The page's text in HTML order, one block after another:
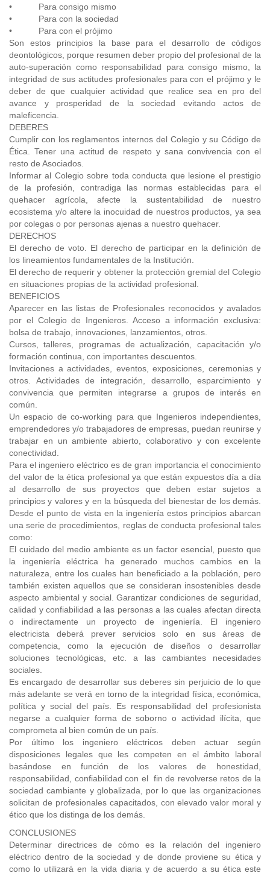
• Para consigo mismo
• Para con la sociedad
• Para con el prójimo
Son estos principios la base para el desarrollo de códigos
deontológicos, porque resumen deber propio del profesional de la
auto-superación como responsabilidad para consigo mismo, la
integridad de sus actitudes profesionales para con el prójimo y le
deber de que cualquier actividad que realice sea en pro del
avance y prosperidad de la sociedad evitando actos de
maleficencia.
DEBERES
Cumplir con los reglamentos internos del Colegio y su Código de
Ética. Tener una actitud de respeto y sana convivencia con el
resto de Asociados.
Informar al Colegio sobre toda conducta que lesione el prestigio
de la profesión, contradiga las normas establecidas para el
quehacer agrícola, afecte la sustentabilidad de nuestro
ecosistema y/o altere la inocuidad de nuestros productos, ya sea
por colegas o por personas ajenas a nuestro quehacer.
DERECHOS
El derecho de voto. El derecho de participar en la definición de
los lineamientos fundamentales de la Institución.
El derecho de requerir y obtener la protección gremial del Colegio
en situaciones propias de la actividad profesional.
BENEFICIOS
Aparecer en las listas de Profesionales reconocidos y avalados
por el Colegio de Ingenieros. Acceso a información exclusiva:
bolsa de trabajo, innovaciones, lanzamientos, otros.
Cursos, talleres, programas de actualización, capacitación y/o
formación continua, con importantes descuentos.
Invitaciones a actividades, eventos, exposiciones, ceremonias y
otros. Actividades de integración, desarrollo, esparcimiento y
convivencia que permiten integrarse a grupos de interés en
común.
Un espacio de co-working para que Ingenieros independientes,
emprendedores y/o trabajadores de empresas, puedan reunirse y
trabajar en un ambiente abierto, colaborativo y con excelente
conectividad.
Para el ingeniero eléctrico es de gran importancia el conocimiento
del valor de la ética profesional ya que están expuestos día a día
al desarrollo de sus proyectos que deben estar sujetos a
principios y valores y en la búsqueda del bienestar de los demás.
Desde el punto de vista en la ingeniería estos principios abarcan
una serie de procedimientos, reglas de conducta profesional tales
como:
El cuidado del medio ambiente es un factor esencial, puesto que
la ingeniería eléctrica ha generado muchos cambios en la
naturaleza, entre los cuales han beneficiado a la población, pero
también existen aquellos que se consideran insostenibles desde
aspecto ambiental y social. Garantizar condiciones de seguridad,
calidad y confiabilidad a las personas a las cuales afectan directa
o indirectamente un proyecto de ingeniería. El ingeniero
electricista deberá prever servicios solo en sus áreas de
competencia, como la ejecución de diseños o desarrollar
soluciones tecnológicas, etc. a las cambiantes necesidades
sociales.
Es encargado de desarrollar sus deberes sin perjuicio de lo que
más adelante se verá en torno de la integridad física, económica,
política y social del país. Es responsabilidad del profesionista
negarse a cualquier forma de soborno o actividad ilícita, que
comprometa al bien común de un país.
Por último los ingeniero eléctricos deben actuar según
disposiciones legales que les competen en el ámbito laboral
basándose en función de los valores de honestidad,
responsabilidad, confiabilidad con el fin de revolverse retos de la
sociedad cambiante y globalizada, por lo que las organizaciones
solicitan de profesionales capacitados, con elevado valor moral y
ético que los distinga de los demás.
CONCLUSIONES
Determinar directrices de cómo es la relación del ingeniero
eléctrico dentro de la sociedad y de donde proviene su ética y
como lo utilizará en la vida diaria y de acuerdo a su ética este